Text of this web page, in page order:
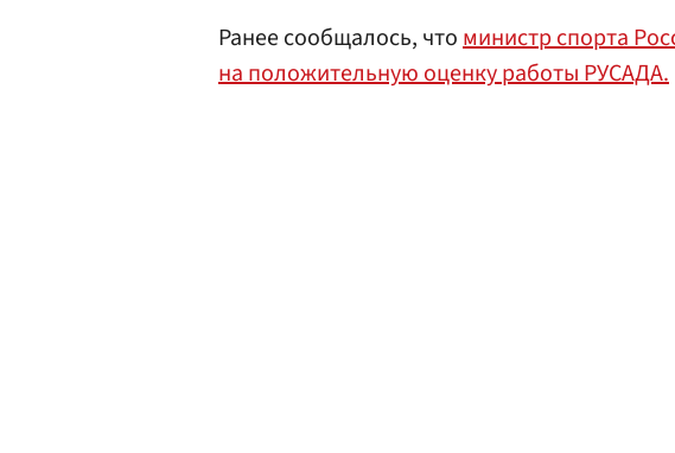
Ранее сообщалось, чтоминистр спорта
на положительную оценку работы РУСАДА.